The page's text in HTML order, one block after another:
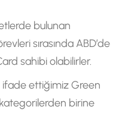
bulunan
sırasında ABD’de
sahibi olabilirler.
ifade ettiğimiz Green
birine